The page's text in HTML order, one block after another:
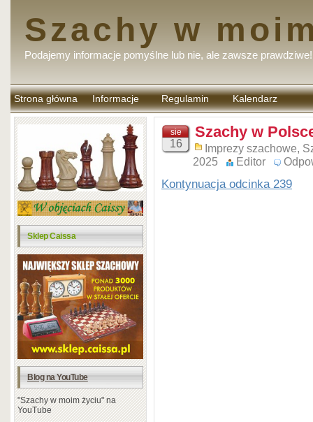
Szachy w
Podajemy informacje pomyślne lub nie, ale zawsze prawdziwe!
Strona główna Informacje Regulamin
komentarzy
Kalendarz
Sklep Caissa
Blog na YouTube
"Szachy w moim życiu" na
YouTube
sie
16
Szachy w
Imprezy szachowe,
2025
Editor
Kontynuacja odcinka 239